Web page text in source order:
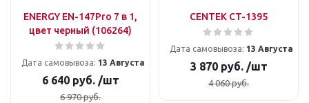
ENERGY EN-147Pro 7 в 1,
цвет черный (106264)
Дата самовывоза: 13 Августа
6 640руб. /шт
6 970руб.
CENTEK CT-1395
Дата самовывоза: 13 Августа
3 870руб. /шт
4 060руб.